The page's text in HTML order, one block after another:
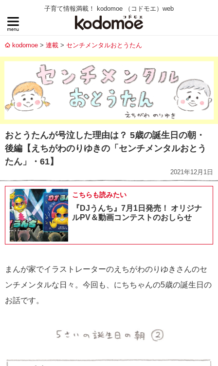
子育て情報満載！ kodomoe （コドモエ）web
kodomoe 連載 センチメンタルおとうたん
おとうたんが号泣した理由は？ 5歳の誕生日の朝・
後編【えちがわのりゆきの「センチメンタルおとう
たん」・61】
2021年12月1日
こちらも読みたい
『DJうんち』7月1日発売！ オリジナ
ルPV＆動画コンテストのおしらせ
まんが家でイラストレーターのえちがわのりゆきさんのセ
ンチメンタルな日々。今回も、にちちゃんの5歳の誕生日の
お話です。